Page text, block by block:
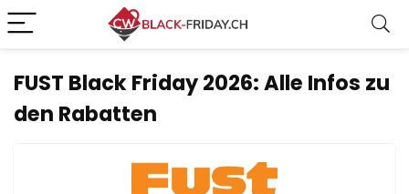
FUST Black Friday 2026: Alle Infos zu
den Rabatten